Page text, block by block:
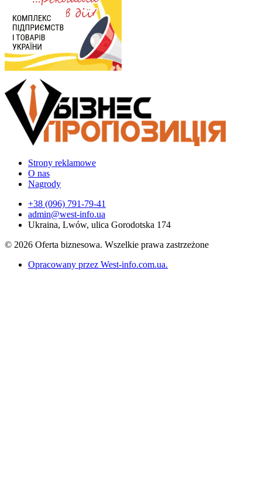
Strony reklamowe
O nas
Nagrody
+38 (096) 791-79-41
admin@west-info.ua
Ukraina, Lwów, ulica Gorodotska 174
© 2026 Oferta biznesowa. Wszelkie prawa zastrzeżone
Opracowany przez West-info.com.ua.